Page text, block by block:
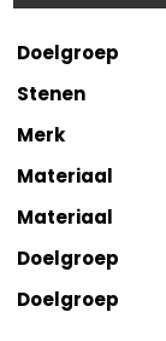
Doelgroep
Stenen
Merk
Materiaal
Materiaal
Doelgroep
Doelgroep